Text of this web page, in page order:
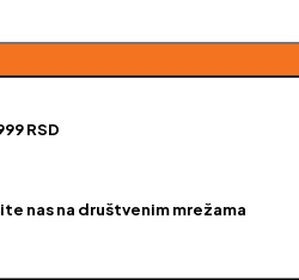
RSD
nas na društvenim mrežama